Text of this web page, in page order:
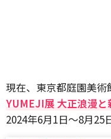
現在、東京都庭園美術
YUMEJI展 大正浪漫と
2024年6月1日～8月25